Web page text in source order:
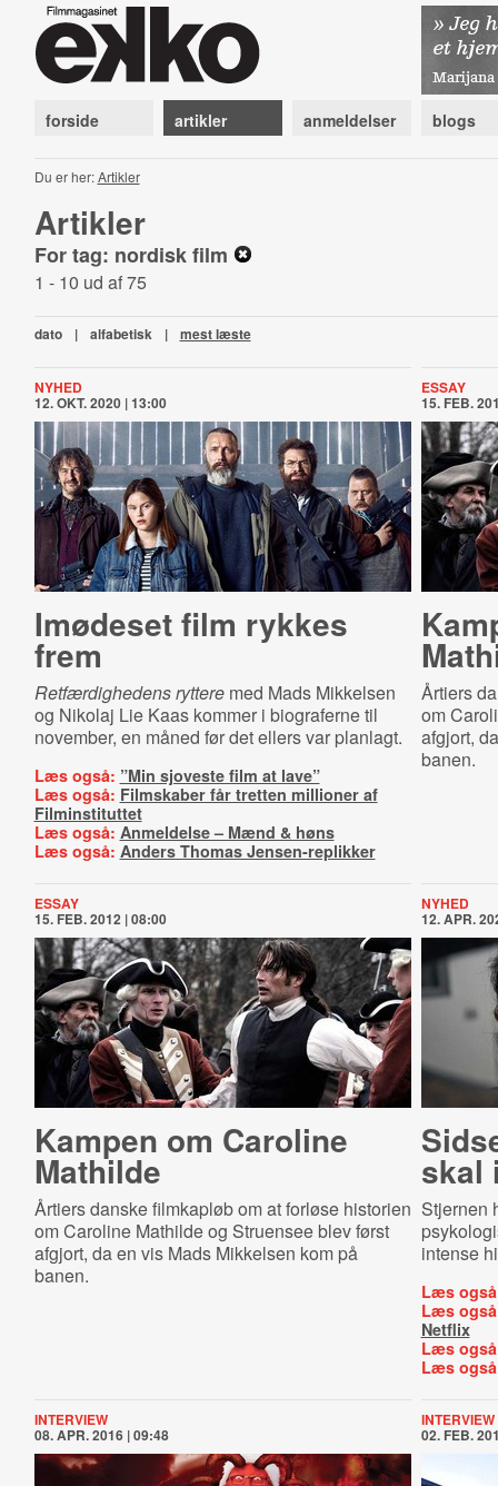
forside artikler anmeldelser blogs
Du er her:Artikler
Artikler
For tag: nordisk film
1 - 10 ud af 75
dato | alfabetisk | mest læste
NYHED
12. OKT. 2020 | 13:00
Imødeset film rykkes
frem
Retfærdighedens ryttere med Mads Mikkelsen
og Nikolaj Lie Kaas kommer i biograferne til
november, en måned før det ellers var planlagt.
Læs også: ”Min sjoveste film at lave”
Læs også: Filmskaber får tretten millioner af
Filminstituttet
Læs også: Anmeldelse – Mænd & høns
Læs også: Anders Thomas Jensen-replikker
ESSAY
15. FEB.
Årtiers
om
afgjort,
banen.
ESSAY
15. FEB. 2012 | 08:00
Kampen om Caroline
Mathilde
Årtiers danske filmkapløb om at forløse historien
om Caroline Mathilde og Struensee blev først
afgjort, da en vis Mads Mikkelsen kom på
banen.
NYHED
12. APR.
skal
Stjernen
intense
Læs
Læs
Netflix
Læs
Læs
INTERVIEW
08. APR. 2016 | 09:48
INTERVIEW
02. FEB.